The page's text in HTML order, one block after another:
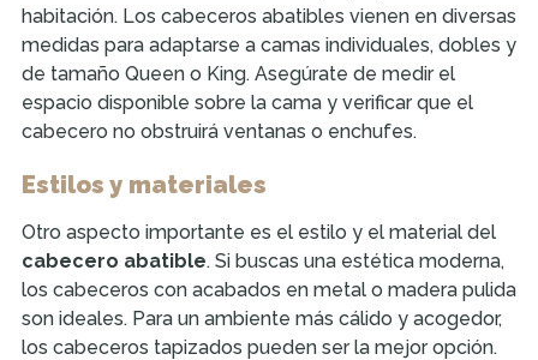
habitación. Los cabeceros abatibles vienen en diversas
medidas para adaptarse a camas individuales, dobles y
de tamaño Queen o King. Asegúrate de medir el
espacio disponible sobre la cama y verificar que el
cabecero no obstruirá ventanas o enchufes.
Estilos y materiales
Otro aspecto importante es el estilo y el material del
cabecero abatible. Si buscas una estética moderna,
los cabeceros con acabados en metal o madera pulida
son ideales. Para un ambiente más cálido y acogedor,
los cabeceros tapizados pueden ser la mejor opción.